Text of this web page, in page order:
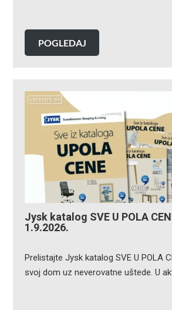
POGLEDAJ
Jysk katalog SVE U POLA
1.9.2026.
Prelistajte Jysk katalog SVE U POLA
svoj dom uz neverovatne uštede. U